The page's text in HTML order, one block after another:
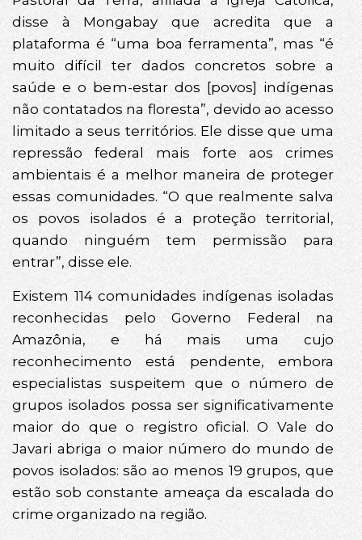
disse à Mongabay que acredita que a
plataforma é “uma boa ferramenta”, mas “é
muito difícil ter dados concretos sobre a
saúde e o bem-estar dos [povos] indígenas
não contatados na floresta”, devido ao acesso
limitado a seus territórios. Ele disse que uma
repressão federal mais forte aos crimes
ambientais é a melhor maneira de proteger
essas comunidades. “O que realmente salva
os povos isolados é a proteção territorial,
quando ninguém tem permissão para
entrar”, disse ele.
Existem 114 comunidades indígenas isoladas
reconhecidas pelo Governo Federal na
Amazônia, e há mais uma cujo
reconhecimento está pendente, embora
especialistas suspeitem que o número de
grupos isolados possa ser significativamente
maior do que o registro oficial. O Vale do
Javari abriga o maior número do mundo de
povos isolados: são ao menos 19 grupos, que
estão sob constante ameaça da escalada do
crime organizado na região.